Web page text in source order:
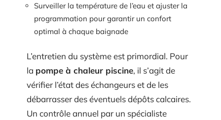
Surveiller la température de l’eau et ajuster la
programmation pour garantir un confort
optimal à chaque baignade
L’entretien du système est primordial. Pour
la pompe à chaleur piscine, il s’agit de
vérifier l’état des échangeurs et de les
débarrasser des éventuels dépôts calcaires.
Un contrôle annuel par un spécialiste